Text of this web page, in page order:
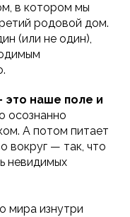
в котором мы
родовой дом.
(или не один),
это наше поле и
осознанно
А потом питает
вокруг — так, что
невидимых
мира изнутри